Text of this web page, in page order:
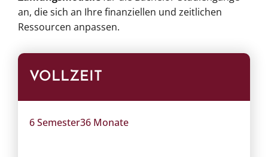
an, die sich an Ihre finanziellen und zeitlichen
Ressourcen anpassen.
VOLLZEIT
6 Semester36 Monate